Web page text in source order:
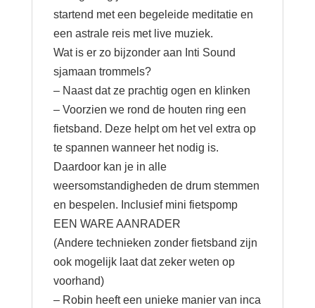
startend met een begeleide meditatie en
een astrale reis met live muziek.
Wat is er zo bijzonder aan Inti Sound
sjamaan trommels?
– Naast dat ze prachtig ogen en klinken
– Voorzien we rond de houten ring een
fietsband. Deze helpt om het vel extra op
te spannen wanneer het nodig is.
Daardoor kan je in alle
weersomstandigheden de drum stemmen
en bespelen. Inclusief mini fietspomp
EEN WARE AANRADER
(Andere technieken zonder fietsband zijn
ook mogelijk laat dat zeker weten op
voorhand)
– Robin heeft een unieke manier van inca